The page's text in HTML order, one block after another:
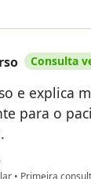
Consulta
e explica
para o
• Primeira